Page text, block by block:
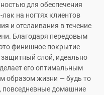
для обеспечения
на ногтях клиентов
и отслаивания в течение
Благодаря передовым
финишное покрытие
слой, идеально
его оптимальным
образом жизни — будь то
повседневные домашние